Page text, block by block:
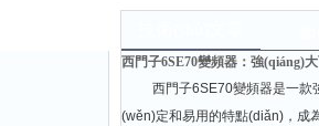
西門子6SE70變頻器：強(qiáng)
西門子6SE70變頻器是一款強
(wěn)定和易用的特點(diǎn)，成